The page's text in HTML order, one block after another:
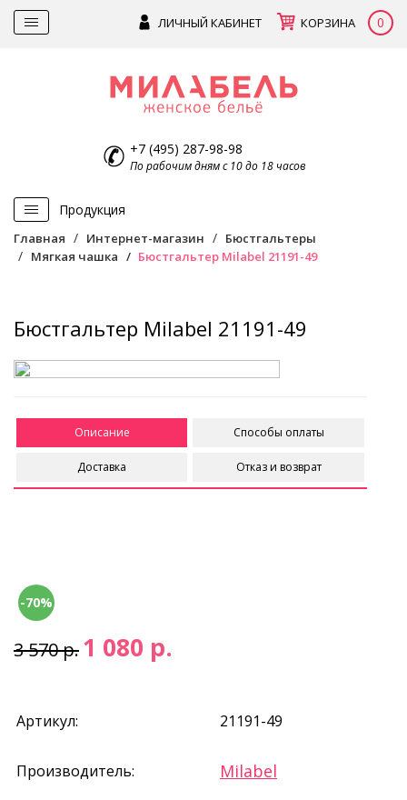
ЛИЧНЫЙ КАБИНЕТ КОРЗИНА 0
+7 (495) 287-98-98
По рабочим дням с 10 до 18 часов
Продукция
Главная Интернет-магазин
Бюстгальтеры
Мягкая чашка
Бюстгальтер Milabel 21191-49
Бюстгальтер Milabel 21191-49
Описание Способы оплаты
Доставка Отказ и возврат
-70%
3 570 р.1 080 р.
Артикул: 21191-49
Производитель: Milabel